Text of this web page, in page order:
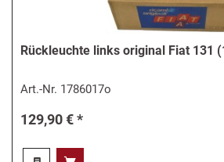
Rückleuchte links original Fiat 131
Art.-Nr. 1786017o
129,90 € *